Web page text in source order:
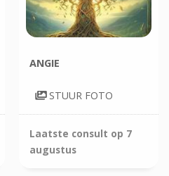
ANGIE
STUUR FOTO
Laatste consult op 7
augustus